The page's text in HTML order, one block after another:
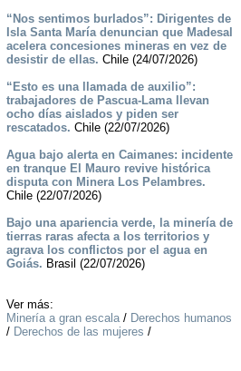
“Nos sentimos burlados”: Dirigentes de
Isla Santa María denuncian que Madesal
acelera concesiones mineras en vez de
desistir de ellas. Chile (24/07/2026)
“Esto es una llamada de auxilio”:
trabajadores de Pascua-Lama llevan
ocho días aislados y piden ser
rescatados. Chile (22/07/2026)
Agua bajo alerta en Caimanes: incidente
en tranque El Mauro revive histórica
disputa con Minera Los Pelambres.
Chile (22/07/2026)
Bajo una apariencia verde, la minería de
tierras raras afecta a los territorios y
agrava los conflictos por el agua en
Goiás. Brasil (22/07/2026)
Ver más:
Minería a gran escala/ Derechos humanos
/ Derechos de las mujeres /